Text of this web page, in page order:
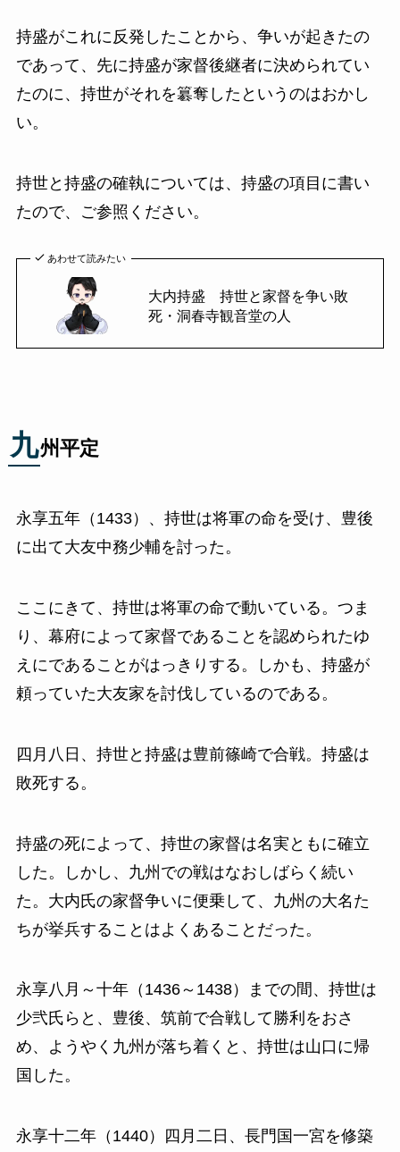
持盛がこれに反発したことから、争いが起きたの
であって、先に持盛が家督後継者に決められてい
たのに、持世がそれを簒奪したというのはおかし
い。
持世と持盛の確執については、持盛の項目に書い
たので、ご参照ください。
あわせて読みたい
大内持盛 持世と家督を争い敗
死・洞春寺観音堂の人
九州平定
永享五年（1433）、持世は将軍の命を受け、豊後
に出て大友中務少輔を討った。
ここにきて、持世は将軍の命で動いている。つま
り、幕府によって家督であることを認められたゆ
えにであることがはっきりする。しかも、持盛が
頼っていた大友家を討伐しているのである。
四月八日、持世と持盛は豊前篠崎で合戦。持盛は
敗死する。
持盛の死によって、持世の家督は名実ともに確立
した。しかし、九州での戦はなおしばらく続い
た。大内氏の家督争いに便乗して、九州の大名た
ちが挙兵することはよくあることだった。
永享八月～十年（1436～1438）までの間、持世は
少弐氏らと、豊後、筑前で合戦して勝利をおさ
め、ようやく九州が落ち着くと、持世は山口に帰
国した。
永享十二年（1440）四月二日、長門国一宮を修築